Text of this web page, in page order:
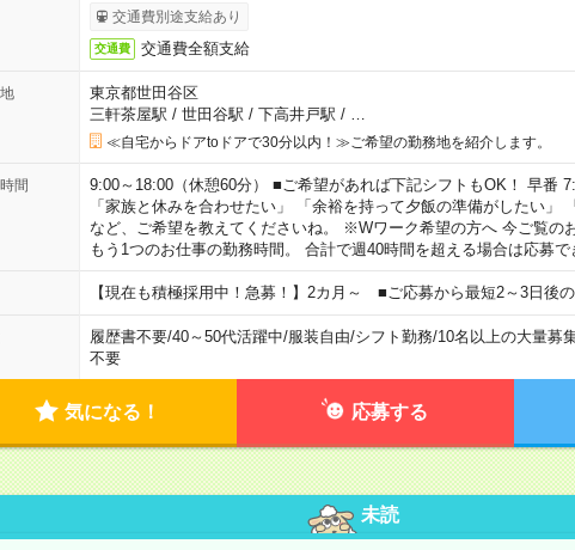
交通費別途支給あり
交通費 交通費全額支給
東京都世田谷区
三軒茶屋駅 / 世田谷駅 / 下高井戸駅 /
≪自宅からドアtoドアで30分以内！≫ご希望の勤務地を紹介します。
間
9:00～18:00（休憩60分） ■ご希望があれば下記シフトもOK！ 早番
「家族と休みを合わせたい」 「余裕を持って夕飯の準備がしたい」
など、ご希望を教えてくださいね。 ※Wワーク希望の方へ 今ご覧の
もう1つのお仕事の勤務時間。 合計で週40時間を超える場合は応募で
【現在も積極採用中！急募！】2カ月～ ■ご応募から最短2～3日後
履歴書不要/40～50代活躍中/服装自由/シフト勤務/10名以上の大量募
不要
気になる！ 応募する
未読